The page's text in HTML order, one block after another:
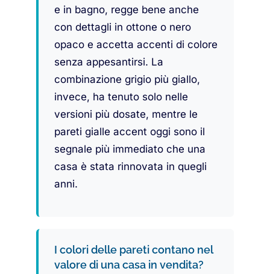
e in bagno, regge bene anche
con dettagli in ottone o nero
opaco e accetta accenti di colore
senza appesantirsi. La
combinazione grigio più giallo,
invece, ha tenuto solo nelle
versioni più dosate, mentre le
pareti gialle accent oggi sono il
segnale più immediato che una
casa è stata rinnovata in quegli
anni.
I colori delle pareti contano nel
valore di una casa in vendita?